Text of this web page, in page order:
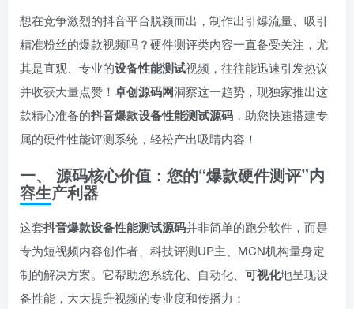
想在竞争激烈的抖音平台脱颖而出，制作出引爆流量、吸引
精准粉丝的爆款视频吗？硬件测评类内容一直备受关注，尤
其是直观、专业的设备性能测试视频，往往能迅速引发热议
并收获大量点赞！​ 卓创源码网洞察这一趋势，现独家推出这
款精心准备的抖音爆款设备性能测试源码 ，助您快速搭建专
属的硬件性能评测系统，轻松产出吸睛内容！
一、 源码核心价值：您的“爆款硬件测评”内
容生产利器
这套抖音爆款设备性能测试源码并非简单的跑分软件，而是
专为短视频内容创作者、科技评测UP主、MCN机构量身定
制的解决方案。它帮助您系统化、自动化、 可视化地呈现设
备性能，大大提升视频的专业度和传播力：